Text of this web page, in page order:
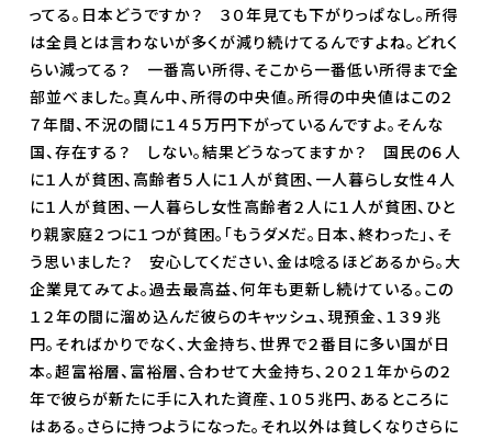
ってる。日本どうですか？ ３０年見ても下がりっぱなし。所得
は全員とは言わないが多くが減り続けてるんですよね。どれく
らい減ってる？ 一番高い所得、そこから一番低い所得まで全
部並べました。真ん中、所得の中央値。所得の中央値はこの２
７年間、不況の間に１４５万円下がっているんですよ。そんな
国、存在する？ しない。結果どうなってますか？ 国民の６人
に１人が貧困、高齢者５人に１人が貧困、一人暮らし女性４人
に１人が貧困、一人暮らし女性高齢者２人に１人が貧困、ひと
り親家庭２つに１つが貧困。「もうダメだ。日本、終わった」、そ
う思いました？ 安心してください、金は唸るほどあるから。大
企業見てみてよ。過去最高益、何年も更新し続けている。この
１２年の間に溜め込んだ彼らのキャッシュ、現預金、１３９兆
円。そればかりでなく、大金持ち、世界で２番目に多い国が日
本。超富裕層、富裕層、合わせて大金持ち、２０２１年からの２
年で彼らが新たに手に入れた資産、１０５兆円、あるところに
はある。さらに持つようになった。それ以外は貧しくなりさらに